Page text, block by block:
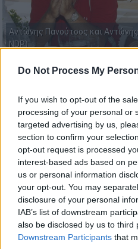
Do Not Process My
If you wish to opt-out of the
processing of your personal or
targeted advertising by us,
section to confirm your
opt-out request is processed
interest-based ads based on
us or personal information
your opt-out. You may
disclosure of your personal
IAB’s list of downstream
also be disclosed by us to third
Downstream Participants that
Αντώνης Πανούτσος και
NDP)
Ο Αντώνης Πανούτσος
δημόσια τηλεόραση,
υπάλληλος, με
Κυριακή», την οποία
παρελθόν από κοινού
Καρπετόπουλο. Ο
προσωπικό του
Facebook επιχείρησε
επικρίσεις για τον